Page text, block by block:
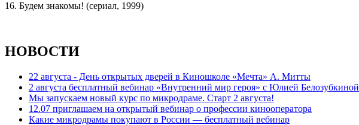
16. Будем знакомы! (сериал, 1999)
НОВОСТИ
22 августа - День открытых дверей в Киношколе «Мечта» А. Митты
2 августа бесплатный вебинар «Внутренний мир героя» с Юлией Белозубкиной
Мы запускаем новый курс по микродраме. Старт 2 августа!
12.07 приглашаем на открытый вебинар о профессии кинооператора
Какие микродрамы покупают в России — бесплатный вебинар